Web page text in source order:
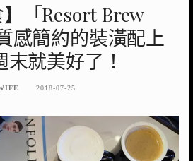
「Resort Brew
感簡約的裝潢配上
就美好了！
2018-07-25